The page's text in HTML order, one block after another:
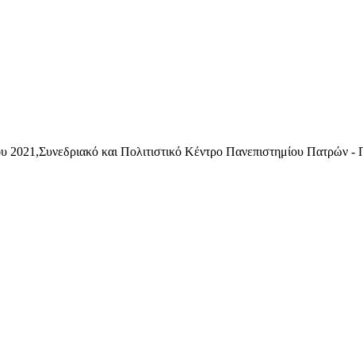
2021,Συνεδριακό και Πολιτιστικό Κέντρο Πανεπιστημίου Πατρών -